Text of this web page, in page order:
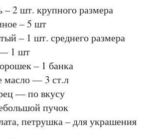
– 2 шт. крупного размера
– 5 шт
– 1 шт. среднего размера
1 шт
– 1 банка
масло — 3 ст.л
— по вкусу
пучок
петрушка – для украшения